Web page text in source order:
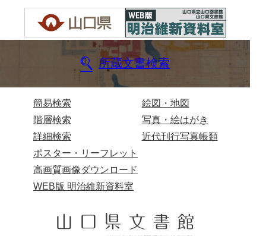
所蔵文書検索
簡易検索
階層検索
詳細検索
絵図・地図
写真・絵はがき
近代刊行写真帳類
ポスター・リーフレット
高画質画像ダウンロード
WEB版 明治維新資料室